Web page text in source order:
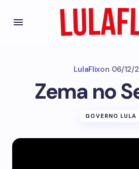
LulaFlixon 06/12/
Zema no
GOVERNO LULA